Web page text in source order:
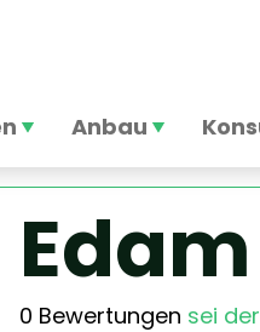
Anbau
0 Bewertungen sei